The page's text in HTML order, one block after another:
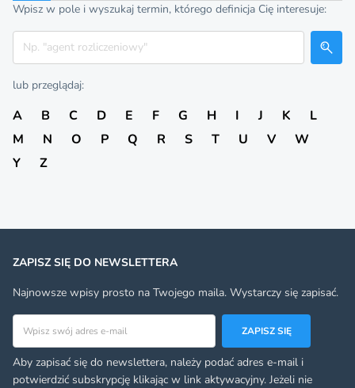
Wpisz w pole i wyszukaj termin, którego definicja Cię interesuje:
Szukaj
lub przeglądaj:
A B C D E F G H I J K
L
M
N O P Q R S T U V
W
Y
Z
ZAPISZ SIĘ DO NEWSLETTERA
Najnowsze wpisy prosto na Twojego maila. Wystarczy się zapisać.
Adres email
ZAPISZ SIĘ
Aby zapisać się do newslettera, należy podać adres e-mail i
potwierdzić subskrypcję klikając w link aktywacyjny. Jeżeli nie